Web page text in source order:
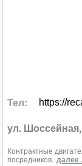
Тел: https://
ул. Шоссейная,
Контрактные
посредников. далее